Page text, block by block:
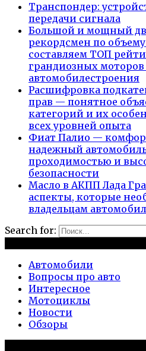
Транспондер:
передачи сигнала
Большой и мощный
рекордсмен по
составляем ТОП
грандиозных
автомобилестроения
Расшифровка
прав — понятное
категорий и их
всех уровней опыта
Фиат Палио —
надежный
проходимостью и
безопасности
Масло в АКПП Лада
аспекты, которые
владельцам
Search for:
Автомобили
Вопросы про авто
Интересное
Мотоциклы
Новости
Обзоры